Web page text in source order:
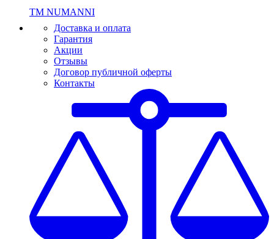
ТМ NUMANNI
Доставка и оплата
Гарантия
Акции
Отзывы
Договор публичной оферты
Контакты